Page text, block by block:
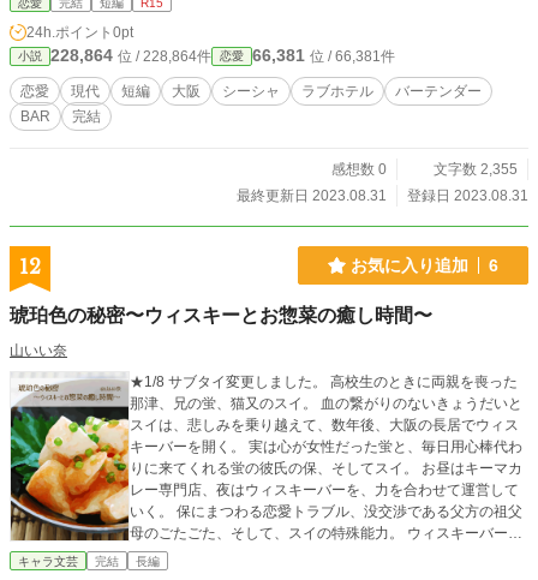
24h.ポイント 0pt
小説 228,864 位 / 228,864件 恋愛 66,381 位 / 66,381件
恋愛 現代 短編 大阪 シーシャ ラブホテル
バーテンダー
BAR
完結
感想数 0
文字数 2,355
最終更新日 2023.08.31
登録日 2023.08.31
12 お気に入り追加 6
琥珀色の秘密〜ウィスキーとお惣菜の癒し時間〜
山いい奈
★1/8 サブタイ変更しました。 高校生のときに両親を喪った
那津、兄の蛍、猫又のスイ。 血の繋がりのないきょうだいと
スイは、悲しみを乗り越えて、数年後、大阪の長居でウィス
キーバーを開く。 実は心が女性だった蛍と、毎日用心棒代わ
りに来てくれる蛍の彼氏の保、そしてスイ。 お昼はキーマカ
レー専門店、夜はウィスキーバーを、力を合わせて運営して
いく。 保にまつわる恋愛トラブル、没交渉である父方の祖父
母のごたごた、そして、スイの特殊能力。 ウィスキーバー
「ＴＯＭＯ」はいつでも賑やかなのである。
キャラ文芸 完結 長編